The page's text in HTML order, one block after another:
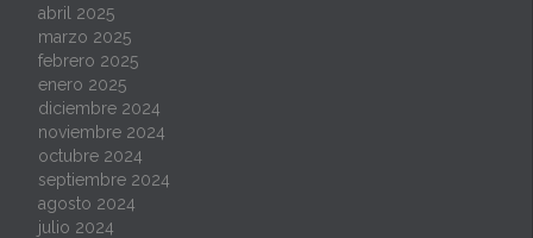
abril 2025
marzo 2025
febrero 2025
enero 2025
diciembre 2024
noviembre 2024
octubre 2024
septiembre 2024
agosto 2024
julio 2024